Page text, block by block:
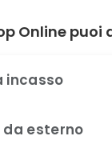
Online
incasso
da esterno